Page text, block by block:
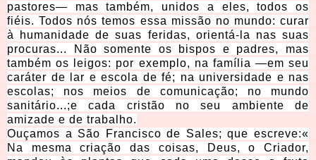
pastores— mas também, unidos a eles, todos os
fiéis. Todos nós temos essa missão no mundo: curar
à humanidade de suas feridas, orientá-la nas suas
procuras... Não somente os bispos e padres, mas
também os leigos: por exemplo, na família —em seu
caráter de lar e escola de fé; na universidade e nas
escolas; nos meios de comunicação; no mundo
sanitário...;e cada cristão no seu ambiente de
amizade e de trabalho.
Ouçamos a São Francisco de Sales; que escreve:«
Na mesma criação das coisas, Deus, o Criador,